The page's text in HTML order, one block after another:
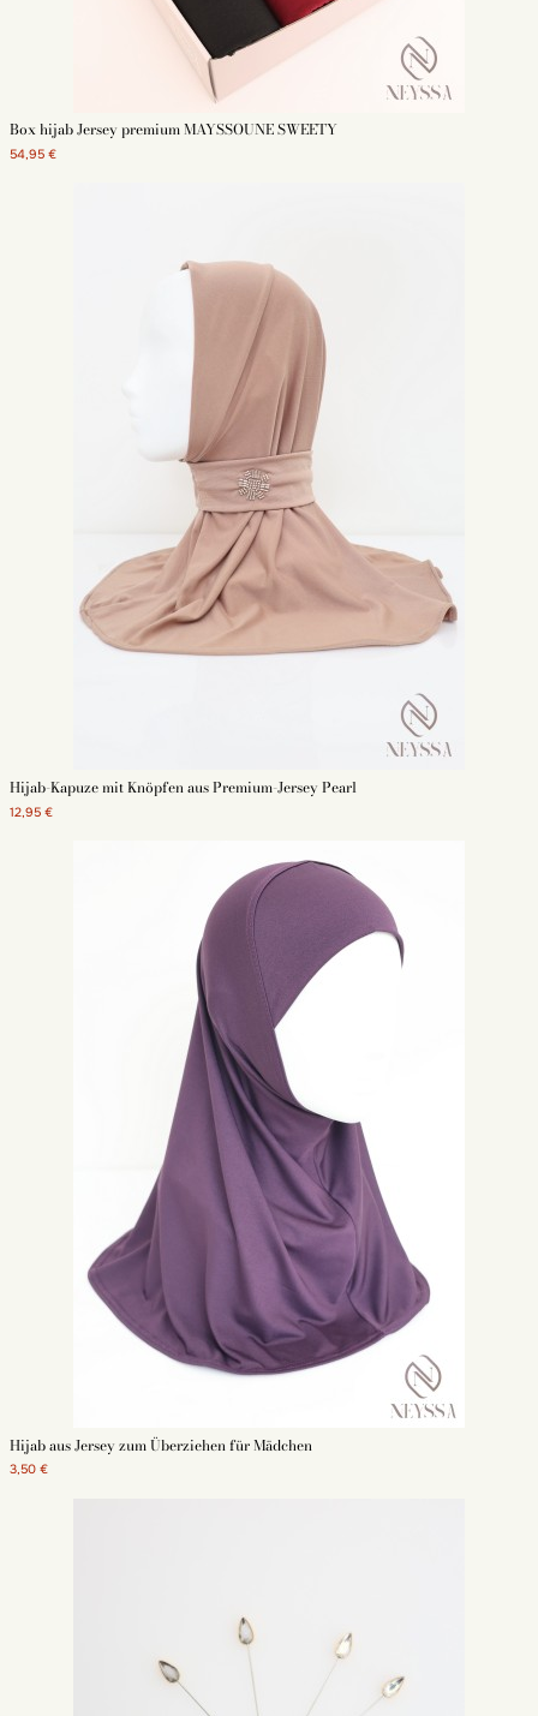
Box hijab Jersey premium MAYSSOUNE SWEETY
54,95 €
Hijab-Kapuze mit Knöpfen aus Premium-Jersey Pearl
12,95 €
Hijab aus Jersey zum Überziehen für Mädchen
3,50 €